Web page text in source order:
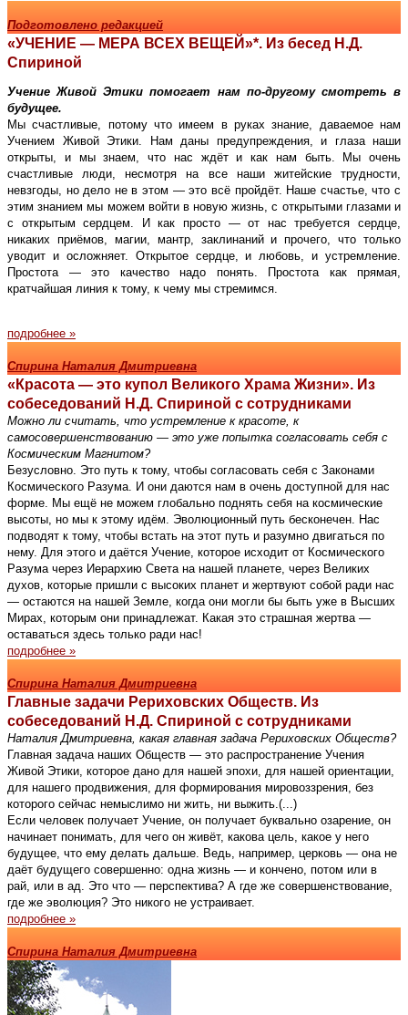
Подготовлено редакцией
«УЧЕНИЕ — МЕРА ВСЕХ ВЕЩЕЙ»*. Из бесед Н.Д.
Спириной
Учение Живой Этики помогает нам по-другому смотреть в
будущее.
Мы счастливые, потому что имеем в руках знание, даваемое нам
Учением Живой Этики. Нам даны предупреждения, и глаза наши
открыты, и мы знаем, что нас ждёт и как нам быть. Мы очень
счастливые люди, несмотря на все наши житейские трудности,
невзгоды, но дело не в этом — это всё пройдёт. Наше счастье, что с
этим знанием мы можем войти в новую жизнь, с открытыми глазами и
с открытым сердцем. И как просто — от нас требуется сердце,
никаких приёмов, магии, мантр, заклинаний и прочего, что только
уводит и осложняет. Открытое сердце, и любовь, и устремление.
Простота — это качество надо понять. Простота как прямая,
кратчайшая линия к тому, к чему мы стремимся.
подробнее »
Спирина Наталия Дмитриевна
«Красота — это купол Великого Храма Жизни». Из
собеседований Н.Д. Спириной с сотрудниками
Можно ли считать, что устремление к красоте, к
самосовершенствованию — это уже попытка согласовать себя с
Космическим Магнитом?
Безусловно. Это путь к тому, чтобы согласовать себя с Законами
Космического Разума. И они даются нам в очень доступной для нас
форме. Мы ещё не можем глобально поднять себя на космические
высоты, но мы к этому идём. Эволюционный путь бесконечен. Нас
подводят к тому, чтобы встать на этот путь и разумно двигаться по
нему. Для этого и даётся Учение, которое исходит от Космического
Разума через Иерархию Света на нашей планете, через Великих
духов, которые пришли с высоких планет и жертвуют собой ради нас
— остаются на нашей Земле, когда они могли бы быть уже в Высших
Мирах, которым они принадлежат. Какая это страшная жертва —
оставаться здесь только ради нас!
подробнее »
Спирина Наталия Дмитриевна
Главные задачи Рериховских Обществ. Из
собеседований Н.Д. Спириной с сотрудниками
Наталия Дмитриевна, какая главная задача Рериховских Обществ?
Главная задача наших Обществ — это распространение Учения
Живой Этики, которое дано для нашей эпохи, для нашей ориентации,
для нашего продвижения, для формирования мировоззрения, без
которого сейчас немыслимо ни жить, ни выжить.(...)
Если человек получает Учение, он получает буквально озарение, он
начинает понимать, для чего он живёт, какова цель, какое у него
будущее, что ему делать дальше. Ведь, например, церковь — она не
даёт будущего совершенно: одна жизнь — и кончено, потом или в
рай, или в ад. Это что — перспектива? А где же совершенствование,
где же эволюция? Это никого не устраивает.
подробнее »
Спирина Наталия Дмитриевна